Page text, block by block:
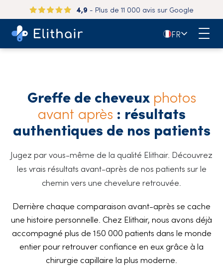
150 000+patients satisfaits dans le monde entier
🇫🇷FR
Greffe de cheveux photos
avant après : résultats
authentiques de nos patients
Jugez par vous-même de la qualité Elithair. Découvrez
les vrais résultats avant-après de nos patients sur le
chemin vers une chevelure retrouvée.
Derrière chaque comparaison avant-après se cache
une histoire personnelle. Chez Elithair, nous avons déjà
accompagné plus de 150 000 patients dans le monde
entier pour retrouver confiance en eux grâce à la
chirurgie capillaire la plus moderne.